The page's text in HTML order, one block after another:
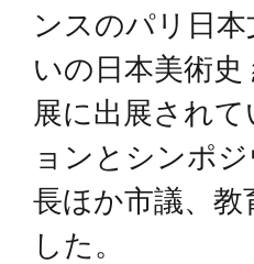
ンスのパリ日
いの日本美術
展に出展され
ョンとシンポ
長ほか市議、
した。